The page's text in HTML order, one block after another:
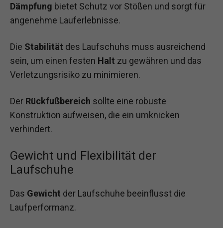
Dämpfung bietet Schutz vor Stößen und sorgt für
angenehme Lauferlebnisse.
Die Stabilität des Laufschuhs muss ausreichend
sein, um einen festen Halt zu gewähren und das
Verletzungsrisiko zu minimieren.
Der Rückfußbereich sollte eine robuste
Konstruktion aufweisen, die ein umknicken
verhindert.
Gewicht und Flexibilität der
Laufschuhe
Das Gewicht der Laufschuhe beeinflusst die
Laufperformanz.